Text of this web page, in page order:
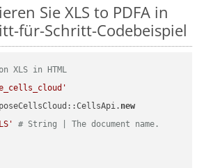
Sie XLS to PDFA in
für-Schritt-Codebeispiel
XLS in HTML
new
# String | The document name.